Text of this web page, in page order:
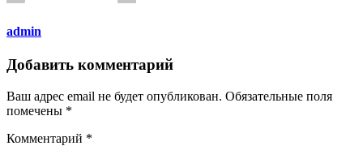
admin
Добавить комментарий
Ваш адрес email не будет опубликован. Обязательные поля
помечены *
Комментарий *